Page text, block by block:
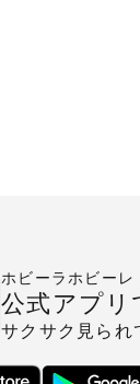
ホビーラホビーレ
公式アプリ
サクサク見られ